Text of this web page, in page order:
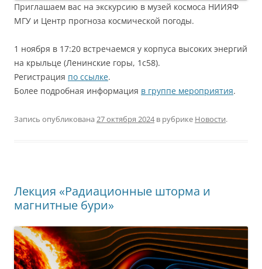
Приглашаем вас на экскурсию в музей космоса НИИЯФ
МГУ и Центр прогноза космической погоды.
1 ноября в 17:20 встречаемся у корпуса высоких энергий
на крыльце (Ленинские горы, 1с58).
Регистрация по ссылке.
Более подробная информация в группе мероприятия.
Запись опубликована 27 октября 2024в рубрике Новости.
Лекция «Радиационные шторма и
магнитные бури»